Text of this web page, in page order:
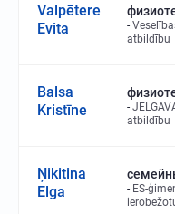
Valpētere
Evita
atbildību
Balsa
Kristīne
atbildību
Ņikitina
Elga
ES-